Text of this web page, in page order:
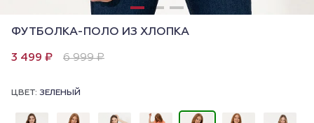
ФУТБОЛКА-ПОЛО ИЗ ХЛОПКА
3 499 ₽ 6 999 ₽
ЦВЕТ: ЗЕЛЕНЫЙ